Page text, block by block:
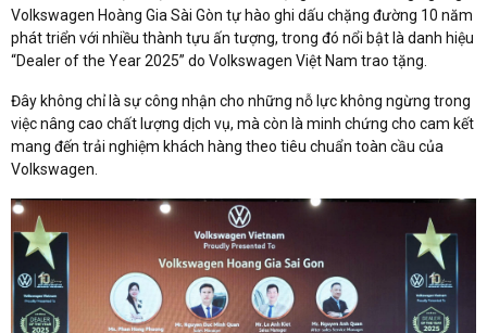
Volkswagen Hoàng Gia Sài Gòn tự hào ghi dấu chặng đường 10 năm
phát triển với nhiều thành tựu ấn tượng, trong đó nổi bật là danh hiệu
“Dealer of the Year 2025” do Volkswagen Việt Nam trao tặng.
Đây không chỉ là sự công nhận cho những nỗ lực không ngừng trong
việc nâng cao chất lượng dịch vụ, mà còn là minh chứng cho cam kết
mang đến trải nghiệm khách hàng theo tiêu chuẩn toàn cầu của
Volkswagen.